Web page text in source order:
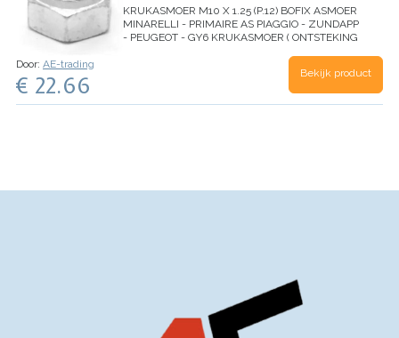
KRUKASMOER M10 X 1.25 (P.12) BOFIX ASMOER
MINARELLI - PRIMAIRE AS PIAGGIO - ZUNDAPP
- PEUGEOT - GY6 KRUKASMOER ( ONTSTEKING
Door: AE-trading
€ 22.66 Bekijk product